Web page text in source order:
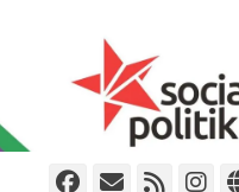
socialistiska Fjärde
tillgång i kampen för en
Facebook
E-